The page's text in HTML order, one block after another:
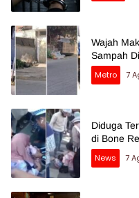
Wajah
Sampah
Metro
7
Diduga
di Bone
News
7